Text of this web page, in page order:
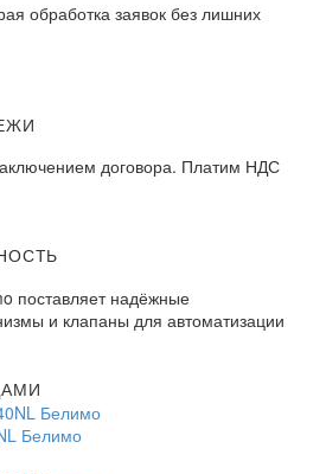
обработка заявок без лишних
договора. Платим НДС​
поставляет надёжные
и клапаны для автоматизации
Белимо